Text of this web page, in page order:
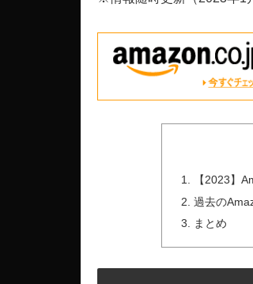
【2023】
過去の
まとめ